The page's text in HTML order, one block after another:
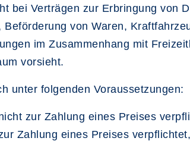
bei Verträgen zur Erbringung von
von Waren,
im Zusammenhang mit
vorsieht.
unter folgenden Voraussetzungen:
zur Zahlung eines Preises
Zahlung eines Preises